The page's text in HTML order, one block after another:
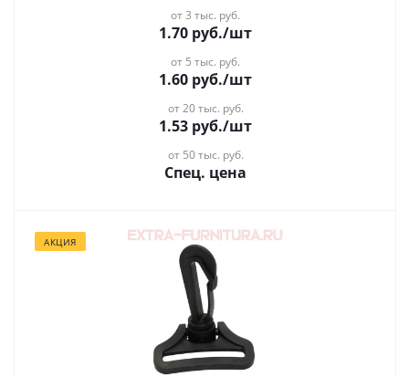
от 3 тыс. руб.
1.70 руб./шт
от 5 тыс. руб.
1.60 руб./шт
от 20 тыс. руб.
1.53 руб./шт
от 50 тыс. руб.
Спец. цена
АКЦИЯ